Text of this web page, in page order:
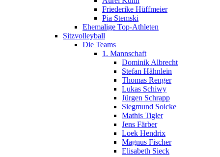
Friederike Hüffmeier
Pia Stemski
Ehemalige Top-Athleten
Sitzvolleyball
Die Teams
1. Mannschaft
Dominik Albrecht
Stefan Hähnlein
Thomas Renger
Lukas Schiwy
Jürgen Schrapp
Siegmund Soicke
Mathis Tigler
Jens Färber
Loek Hendrix
Magnus Fischer
Elisabeth Sieck